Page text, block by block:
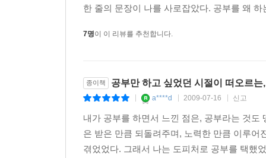
한 줄의 문장이 나를 사로잡았다. 공부를 왜
7명이 이 리뷰를 추천합니다.
종이책 공부만 하고 싶었던 시절이 떠오르
a****d 2009-07-16 신고
내가 공부를 하면서 느낀 점은, 공부라는 것
은 받은 만큼 되돌려주며, 노력한 만큼 이루
겪었었다. 그래서 나는 도피처로 공부를 택했